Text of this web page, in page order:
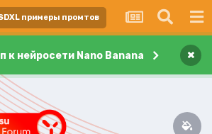
примеры промтов
к нейросети Nano Banana ×